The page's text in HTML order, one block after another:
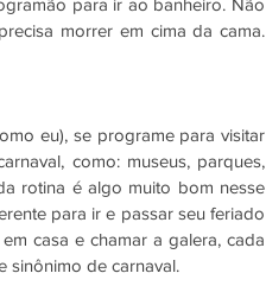
morrer em cima da cama.
eu), se programe para visitar
como: museus, parques,
rotina é algo muito bom nesse
para ir e passar seu feriado
casa e chamar a galera, cada
sinônimo de carnaval.